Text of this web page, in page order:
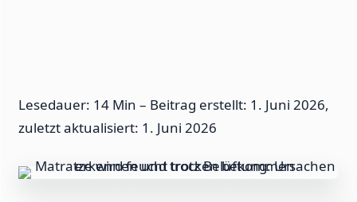
Lesedauer: 14 Min – Beitrag erstellt: 1. Juni 2026,
zuletzt aktualisiert: 1. Juni 2026